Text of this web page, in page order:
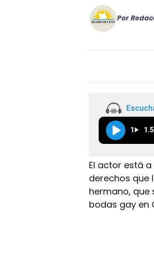
Por
1 1.5
El actor está
derechos que
hermano, que
bodas gay en